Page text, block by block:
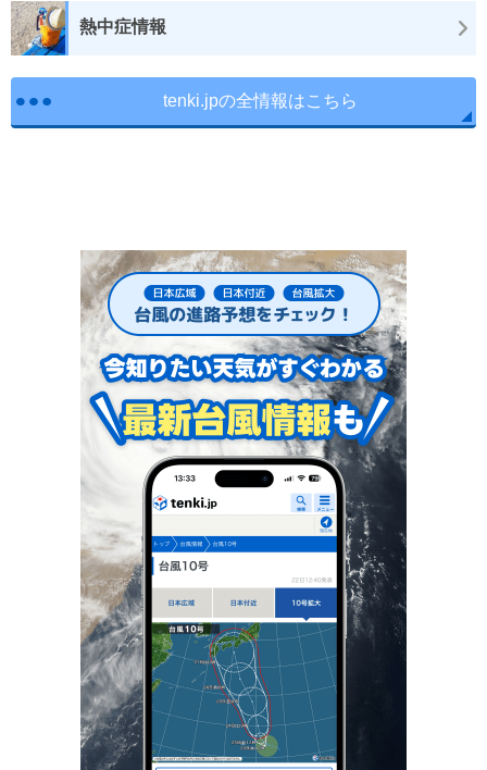
熱中症情報
tenki.jpの全情報はこちら